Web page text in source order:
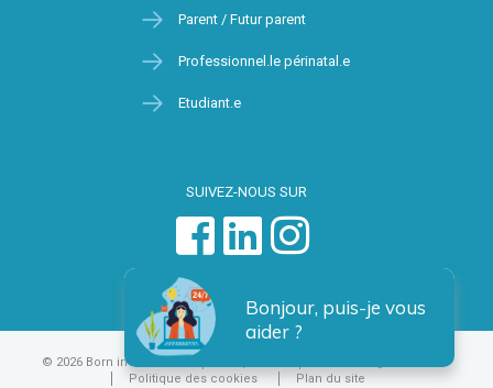
Parent / Futur parent
Professionnel.le périnatal.e
Etudiant.e
SUIVEZ-NOUS SUR
Bonjour, puis-je vous
aider ?
© 2026 Born in Brussels
Politique des cookies
Plan du site